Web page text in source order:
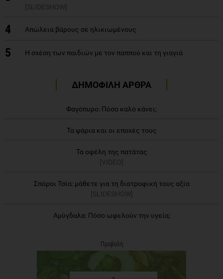
[SLIDESHOW]
4 Απώλεια βάρους σε ηλικιωμένους
5 Η σχέση των παιδιών με τον παππού και τη γιαγιά
ΔΗΜΟΦΙΛΗ ΑΡΘΡΑ
Φαγόπυρο: Πόσο καλό κάνει;
Τα ψάρια και οι εποχές τους
Τα οφέλη της πατάτας
[VIDEO]
Σπόροι Τσία: μάθετε για τη διατροφική τους αξία
[SLIDESHOW]
Αμύγδαλα: Πόσο ωφελούν την υγεία;
Προβολή